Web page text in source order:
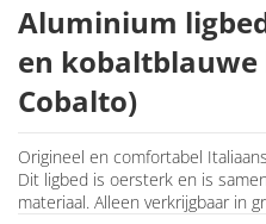
Aluminium
en kobaltblauwe
Cobalto)
Origineel en comfortabel
Dit ligbed is oersterk en is
materiaal. Alleen verkrijgbaar in